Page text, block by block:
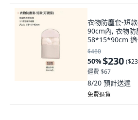
衣物防塵套-短
90cm內, 衣物防
58*15*90cm
$460
50%$230 (
運費 $67
8/20 預計送達
免費退貨